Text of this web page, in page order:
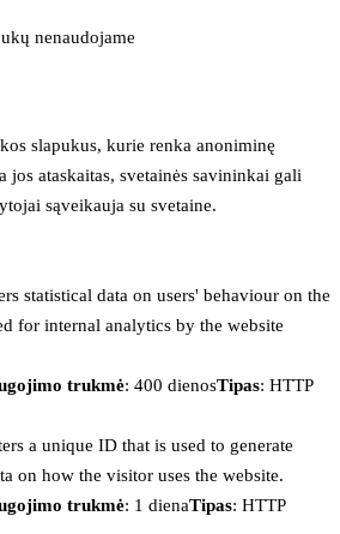
nenaudojame
slapukus, kurie renka anoniminę
jos ataskaitas, svetainės savininkai gali
sąveikauja su svetaine.
statistical data on users' behaviour on the
for internal analytics by the website
trukmė: 400 dienosTipas: HTTP
a unique ID that is used to generate
on how the visitor uses the website.
trukmė: 1 dienaTipas: HTTP